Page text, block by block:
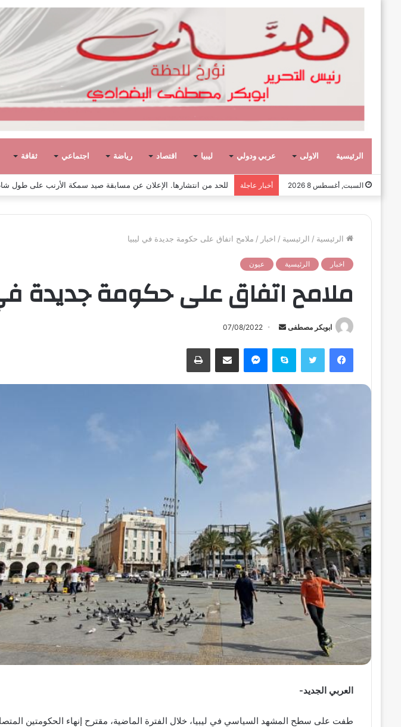
الرئيسية الاولى عربي ودولي ليبيا اقتصاد رياضة اجتماعي ثقافة
السبت, أغسطس 8 2026 أخبار عاجلة صفحة وحكاية،
الرئيسية / الرئيسية / اخبار / ملامح اتفاق على حكومة جديدة في ليبيا
اخبار الرئيسية عيون
ملامح اتفاق على حكومة جديدة في
ابوبكر مصطفى
أ
ب
ر
ل
ك
ت
ر
و
ن
ي
ا
07/08/2022
فيسبوك تويتر سكايب ماسنجر مشاركة عبر البريد طباعة
العربي الجديد-
طفت على سطح المشهد السياسي في ليبيا، خلال الفترة الماضية، مقترح إنهاء الحكومتين